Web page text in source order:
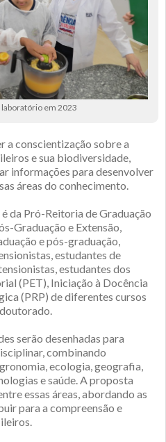
em 2023
a conscientização sobre a
e sua biodiversidade,
informações para desenvolver
áreas do conhecimento.
da Pró-Reitoria de Graduação
Graduação e Extensão,
e pós-graduação,
estudantes de
estudantes dos
(PET), Iniciação à Docência
(PRP) de diferentes cursos
serão desenhadas para
combinando
ecologia, geografia,
e saúde. A proposta
essas áreas, abordando as
para a compreensão e